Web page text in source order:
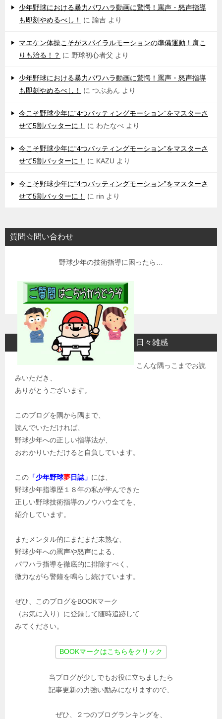
少年野球における暴力パワハラ動画に驚愕！罵声・怒声指導
も即刻やめるべし！
に 諭吉 より
マエケン体操こそがスパイラルモーションの準備運動！肩こ
りも治る！？ に 野球初心者父 より
少年野球における暴力パワハラ動画に驚愕！罵声・怒声指導
も即刻やめるべし！
に つぶあん より
今こそ野球少年に“4つバッティングモーション”をマスターさ
せて5割バッターに！
に わたなべ より
今こそ野球少年に“4つバッティングモーション”をマスターさ
せて5割バッターに！
に KAZU より
今こそ野球少年に“4つバッティングモーション”をマスターさ
せて5割バッターに！
に rin より
質問☆問い合わせ
野球少年の技術指導に困ったら…
日々雑感
こんな隅っこまでお読
みいただき、
ありがとうございます。
このブログを隅から隅まで、
読んでいただければ、
野球少年への正しい指導法が、
おわかりいただけると自負しています。
この 「少年野球夢日誌」 には、
野球少年指導歴１８年の私が学んできた
正しい野球技術指導のノウハウ全てを、
紹介しています。
またメンタル的にまだまだ未熟な、
野球少年への罵声や怒声による、
パワハラ指導を徹底的に排除すべく、
微力ながら警鐘を鳴らし続けています。
ぜひ、このブログをBOOKマーク
（お気に入り）に登録して随時追跡して
みてください。
当ブログが少しでもお役に立ちましたら
記事更新の力強い励みになりますので、
ぜひ、２つのブログランキングを、